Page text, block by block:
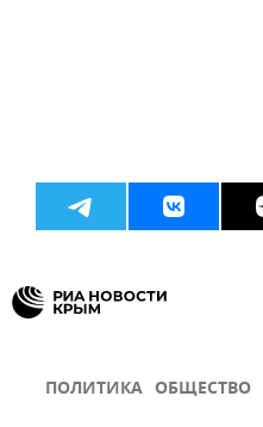
ПОЛИТИКА ОБЩЕСТВО